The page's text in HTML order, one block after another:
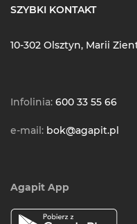
SZYBKI KONTAKT
10-302 Olsztyn, Marii
Infolinia: 600 33 55 66
e-mail: bok@agapit.pl
Agapit App